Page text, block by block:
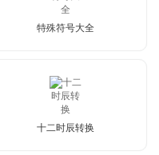
特殊符号大全
十二时辰转换